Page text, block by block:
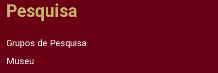
Pesquisa
Grupos de Pesquisa
Museu